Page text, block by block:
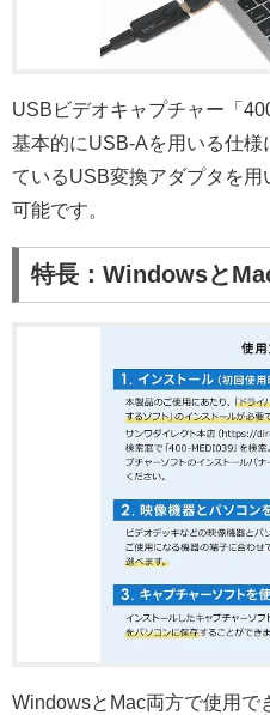
USBビデオキャプチャー「
基本的にUSB-Aを用いる仕
ているUSB変換アダプタを
可能です。
特長：Windowsと
WindowsとMac両方で使用で